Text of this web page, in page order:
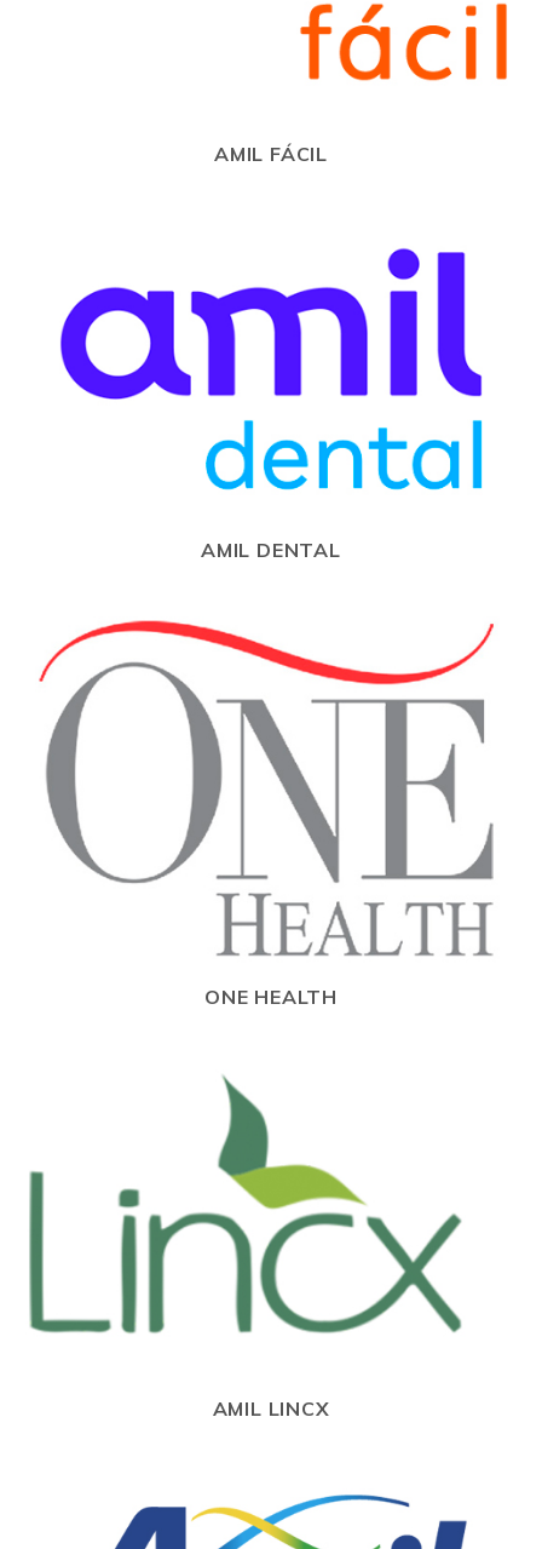
AMIL FÁCIL
AMIL DENTAL
ONE HEALTH
AMIL LINCX